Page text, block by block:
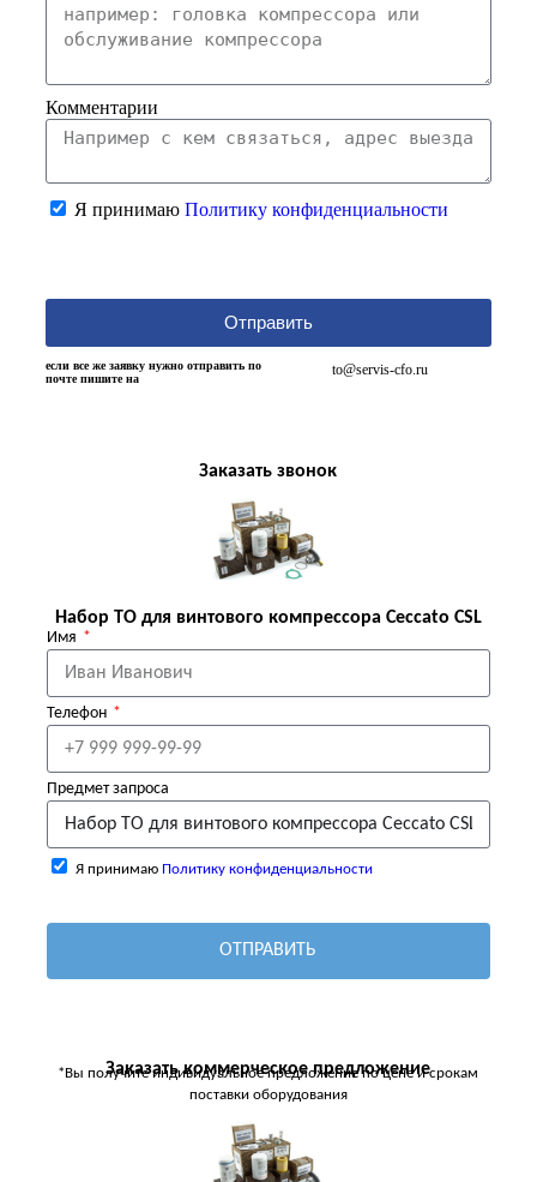
Комментарии
Я принимаю Политику конфиденциальности
Отправить
если все же заявку нужно отправить по
почте пишите на
to@servis-cfo.ru
Заказать звонок
Набор ТО для винтового компрессора Ceccato CSL
Имя
Телефон
Предмет запроса
Я принимаю Политику конфиденциальности
ОТПРАВИТЬ
Заказать коммерческое предложение
*Вы получите индивидуальное предложение по цене и срокам
поставки оборудования